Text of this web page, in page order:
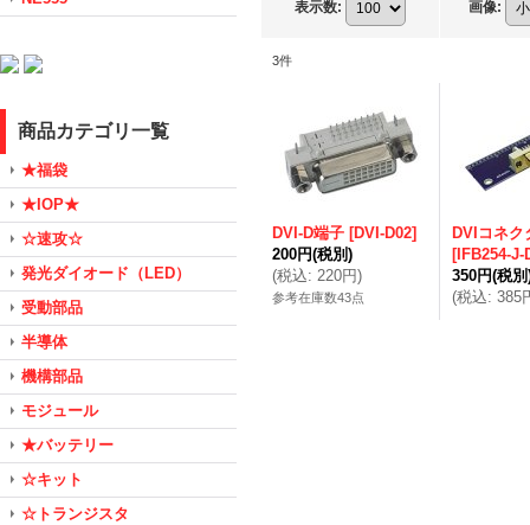
商品カテゴリ一覧
★福袋
★IOP★
☆速攻☆
発光ダイオード（LED）
受動部品
半導体
機構部品
モジュール
★バッテリー
☆キット
☆トランジスタ
表示数: 画像:
3件
DVI-D端子 [DVI-D02]
200円(税別)
(税込: 220円)
参考在庫数43点
DVIコネ
[IFB254-J-
350円(税別
(税込: 385